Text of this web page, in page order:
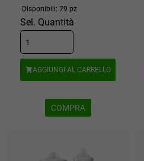
Disponibili: 79 pz
Sel. Quantità
AGGIUNGI AL CARRELLO
COMPRA